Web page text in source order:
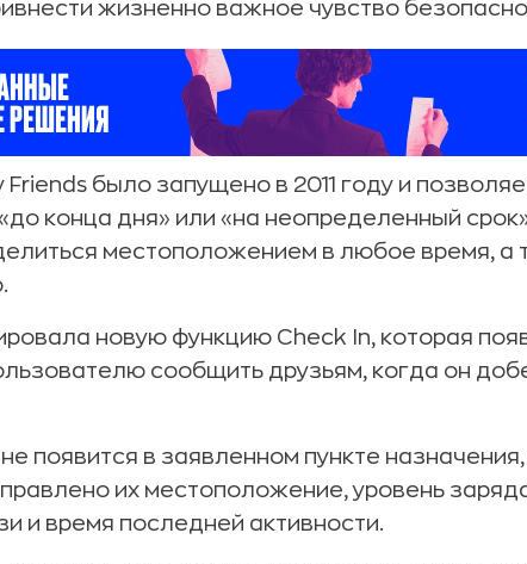
жизненно важное чувство
было запущено в 2011 году и
конца дня» или «на неопределенный
местоположением в любое время, а
новую функцию Check In, которая
сообщить друзьям, когда он
появится в заявленном пункте
их местоположение, уровень
и время последней активности.